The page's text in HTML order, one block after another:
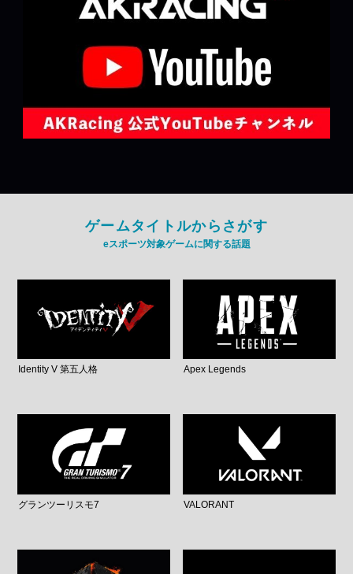
ゲームタイトルからさがす
eスポーツ対象ゲームに関する話題
Identity V 第五人格 Apex Legends
グランツーリスモ7 VALORANT